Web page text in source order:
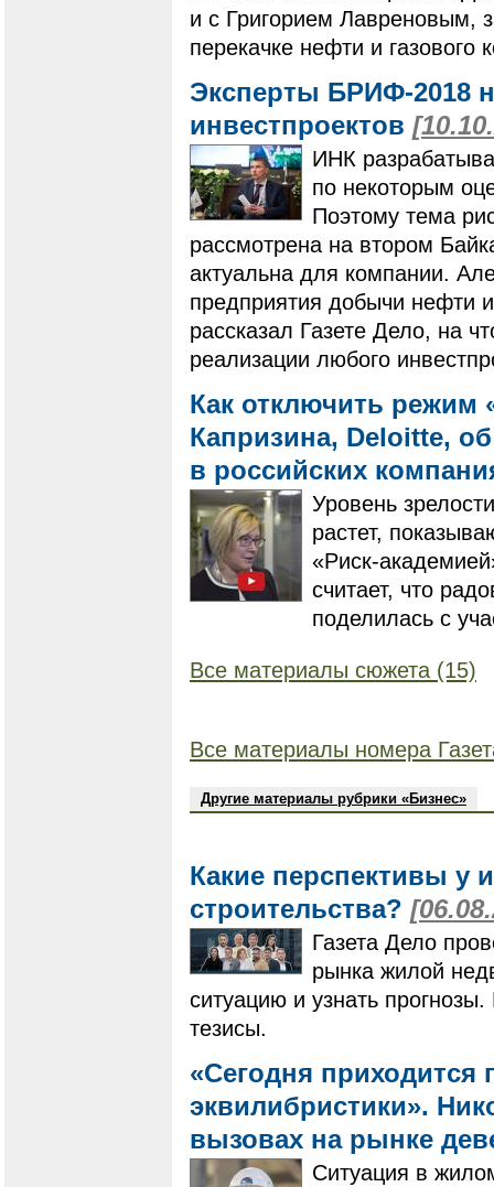
и с Григорием Лавреновым,
перекачке нефти и газового
Эксперты БРИФ-2018
инвестпроектов
ИНК
по некоторым
Поэтому тема
рассмотрена на втором
актуальна для компании.
предприятия добычи нефти
рассказал Газете Дело, на
реализации любого
Как отключить режим
Капризина, Deloitte,
в российских
Уровень
растет,
«Риск-
считает, что
поделилась с
Все материалы сюжета (15)
Все материалы номера
Другие материалы рубрики «Бизнес»
Какие перспективы у
строительства?
Газета Дело
рынка жилой
ситуацию и узнать
тезисы.
«Сегодня приходится
эквилибристики».
вызовах на рынке
Ситуация в